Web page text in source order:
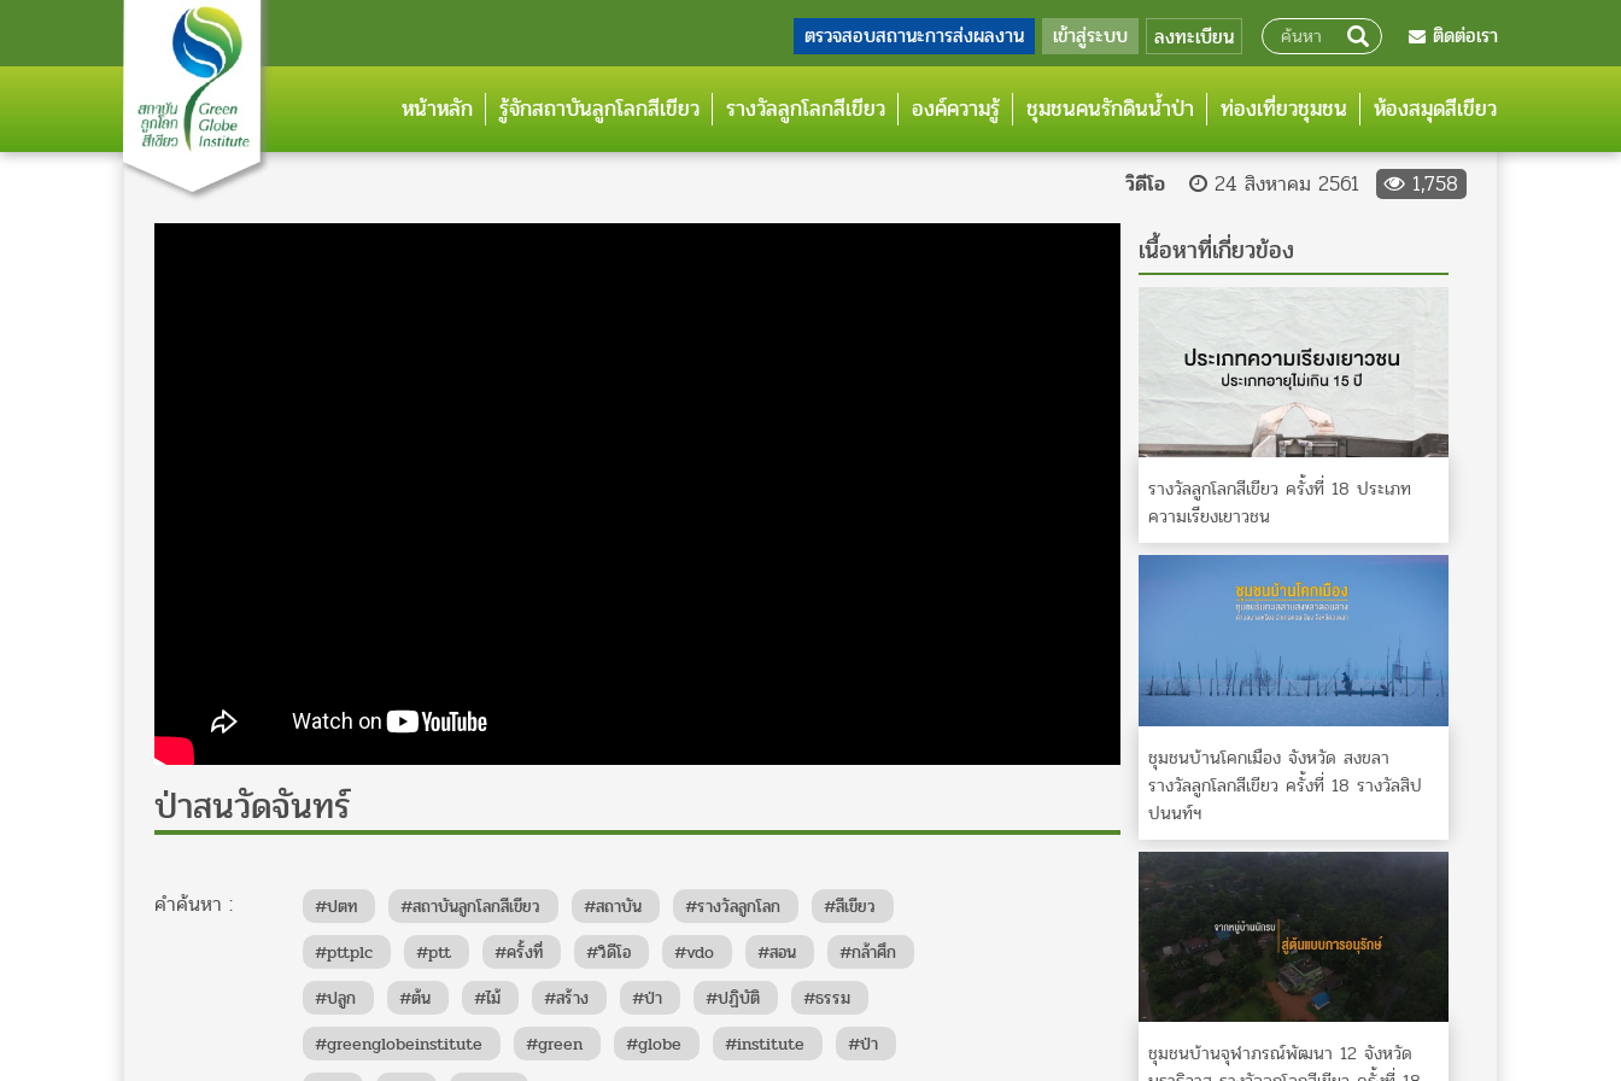
ตรวจสอบสถานะการส่งผลงาน เข้าสู่ระบบ ลงทะเบียน ติดต่อเรา
หน้าหลัก รู้จักสถาบันลูกโลกสีเขียว รางวัลลูกโลกสีเขียว องค์ความรู้ ชุมชนคนรักดินน้ำป่า ท่องเที่ยวชุมชน ห้องสมุดสีเขียว
วิดีโอ 24 สิงหาคม 2561 1,758
ป่าสนวัดจันทร์
คำค้นหา : #ปตท #สถาบันลูกโลกสีเขียว #สถาบัน #รางวัลลูกโลก
#สีเขียว
#pttplc
#ptt #ครั้งที่ #วิดีโอ #vdo #สอน
#กล้าศึก
#ปลูก
#ต้น #ไม้ #สร้าง #ป่า #ปฏิบัติ
#ธรรม
#greenglobeinstitute
#green #globe #institute
#ป่า
เนื้อหาที่เกี่ยวข้อง
รางวัลลูกโลกสีเขียว ครั้งที่ 18 ประเภท
ความเรียงเยาวชน
ชุมชนบ้านโคกเมือง จังหวัด สงขลา
รางวัลลูกโลกสีเขียว ครั้งที่ 18 รางวัลสิป
ปนนท์ฯ
ชุมชนบ้านจุฬาภรณ์พัฒนา 12 จังหวัด